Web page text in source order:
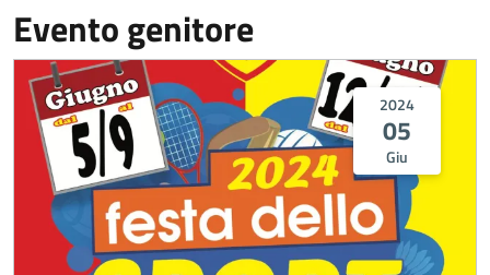
Evento genitore
2024
05
Giu